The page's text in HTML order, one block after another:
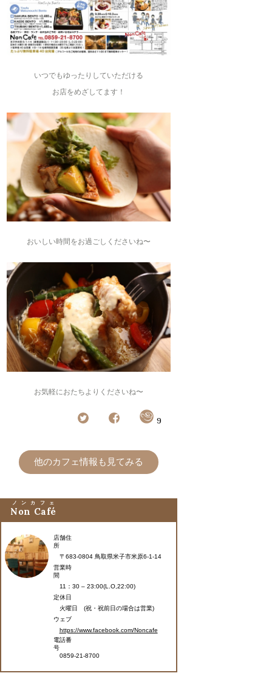
いつでもゆったりしていただける
お店をめざしてます！
おいしい時間をお過ごしくださいね〜
お気軽におたちよりくださいね〜
9
他のカフェ情報も見てみる
Non Café
ノンカフェ
店舗住
所
〒683-0804 鳥取県米子市米原6-1-14
営業時
間
11：30 – 23:00(L.O,22:00)
定休日
火曜日 (祝・祝前日の場合は営業)
ウェブ
https://www.facebook.com/Noncafe
電話番
号
0859-21-8700